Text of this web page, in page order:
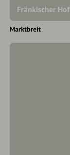
Fränkischer Hof
Marktbreit